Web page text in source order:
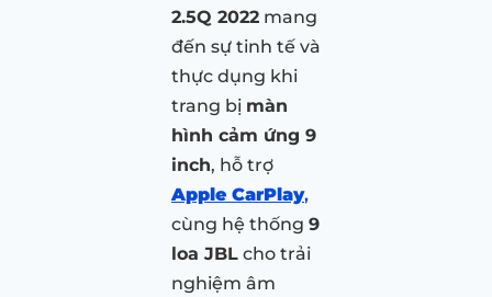
2.5Q 2022 mang
đến sự tinh tế và
thực dụng khi
trang bị màn
hình cảm ứng 9
inch, hỗ trợ
Apple CarPlay,
cùng hệ thống 9
loa JBL cho trải
nghiệm âm